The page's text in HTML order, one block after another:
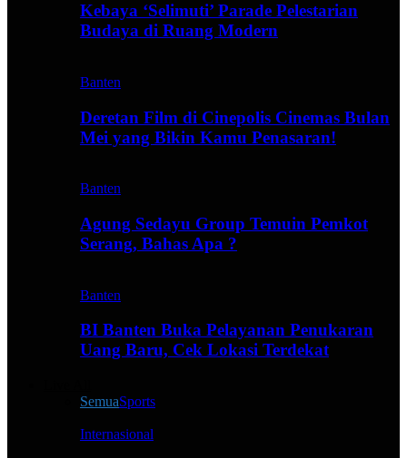
Kebaya ‘Selimuti’ Parade Pelestarian
Budaya di Ruang Modern
Banten
Deretan Film di Cinepolis Cinemas Bulan
Mei yang Bikin Kamu Penasaran!
Banten
Agung Sedayu Group Temuin Pemkot
Serang, Bahas Apa ?
Banten
BI Banten Buka Pelayanan Penukaran
Uang Baru, Cek Lokasi Terdekat
SemuaSports
Internasional